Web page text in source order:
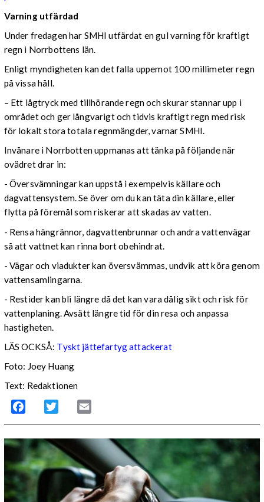
Varning utfärdad
Under fredagen har SMHI utfärdat en gul varning för kraftigt
regn i Norrbottens län.
Enligt myndigheten kan det falla uppemot 100 millimeter regn
på vissa håll.
– Ett lågtryck med tillhörande regn och skurar stannar upp i
området och ger långvarigt och tidvis kraftigt regn med risk
för lokalt stora totala regnmängder, varnar SMHI.
Invånare i Norrbotten uppmanas att tänka på följande när
ovädret drar in:
- Översvämningar kan uppstå i exempelvis källare och
dagvattensystem. Se över om du kan täta din källare, eller
flytta på föremål som riskerar att skadas av vatten.
- Rensa hängrännor, dagvattenbrunnar och andra vattenvägar
så att vattnet kan rinna bort obehindrat.
- Vägar och viadukter kan översvämmas, undvik att köra genom
vattensamlingarna.
- Restider kan bli längre då det kan vara dålig sikt och risk för
vattenplaning. Avsätt längre tid för din resa och anpassa
hastigheten.
LÄS OCKSÅ: Tyskt jättefartyg attackerat
Foto: Joey Huang
Text: Redaktionen
Facebook Twitter